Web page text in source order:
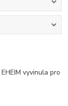
vyvinula pro